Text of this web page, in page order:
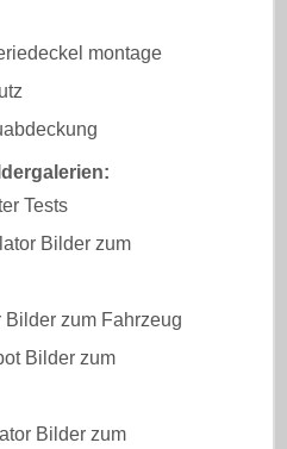
montage
Tests
Bilder zum
zum Fahrzeug
Bilder zum
Bilder zum